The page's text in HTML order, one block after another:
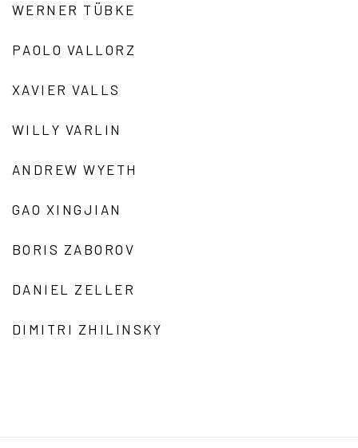
WERNER TÜBKE
PAOLO VALLORZ
XAVIER VALLS
WILLY VARLIN
ANDREW WYETH
GAO XINGJIAN
BORIS ZABOROV
DANIEL ZELLER
DIMITRI ZHILINSKY